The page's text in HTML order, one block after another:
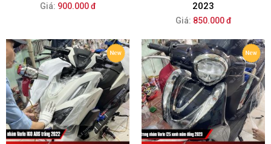
Giá: 900.000 đ
2023
Giá: 850.000 đ